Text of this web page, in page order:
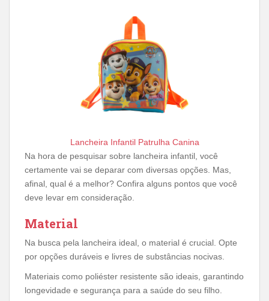
Lancheira Infantil Patrulha Canina
Na hora de pesquisar sobre lancheira infantil, você
certamente vai se deparar com diversas opções. Mas,
afinal, qual é a melhor? Confira alguns pontos que você
deve levar em consideração.
Material
Na busca pela lancheira ideal, o material é crucial. Opte
por opções duráveis e livres de substâncias nocivas.
Materiais como poliéster resistente são ideais, garantindo
longevidade e segurança para a saúde do seu filho.